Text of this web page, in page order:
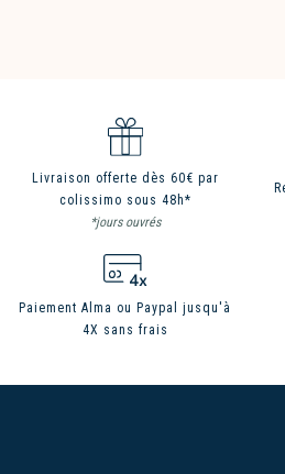
Livraison offerte dès 60€ par
colissimo sous 48h*
*jours ouvrés
Paiement Alma ou Paypal jusqu'à
4X sans frais